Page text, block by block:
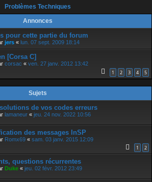
e
r
Problèmes Techniques
Annonces
pour cette partie du forum
jers « lun. 07 sept. 2009 18:14
[Corsa C]
corsac « ven. 27 janv. 2012 13:42
1 2 3 4 5
Sujets
de vos codes erreurs
lamaneur « jeu. 24 nov. 2022 10:56
des messages InSP
Romx69 « sam. 03 janv. 2015 12:09
1 2
questions récurrentes
Duke « jeu. 02 févr. 2012 23:49